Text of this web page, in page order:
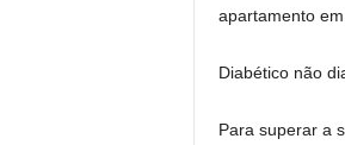
apartamento
Diabético não
Para superar a